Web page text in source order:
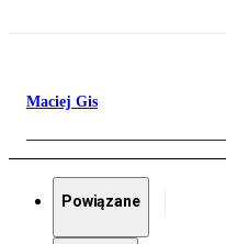
Maciej Gis
Powiązane